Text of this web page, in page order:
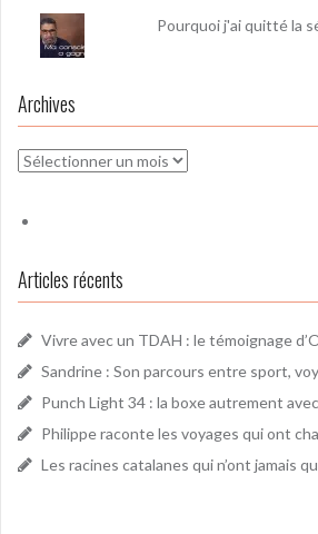
Pourquoi j'ai quitté la
Archives
Archives
Articles récents
Vivre avec un TDAH : le témoignage
Sandrine : Son parcours entre sport,
Punch Light 34 : la boxe autrement
Philippe raconte les voyages qui ont
Les racines catalanes qui n’ont jamais